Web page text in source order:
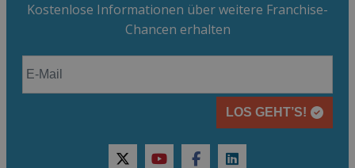
Kostenlose Informationen über weitere Franchise-
Chancen erhalten
LOS GEHT’S!